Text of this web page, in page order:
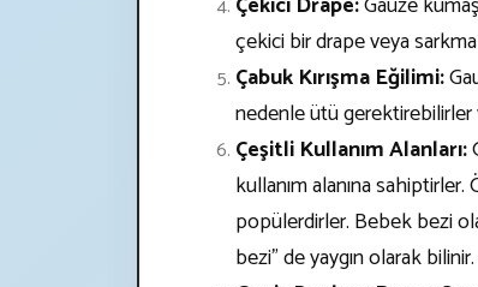
çekici bir drape veya
Çabuk Kırışma Eğilimi:
nedenle ütü gerektirebilirler
Çeşitli Kullanım Alanları:
kullanım alanına
popülerdirler. Bebek bezi
bezi" de yaygın olarak bilinir.